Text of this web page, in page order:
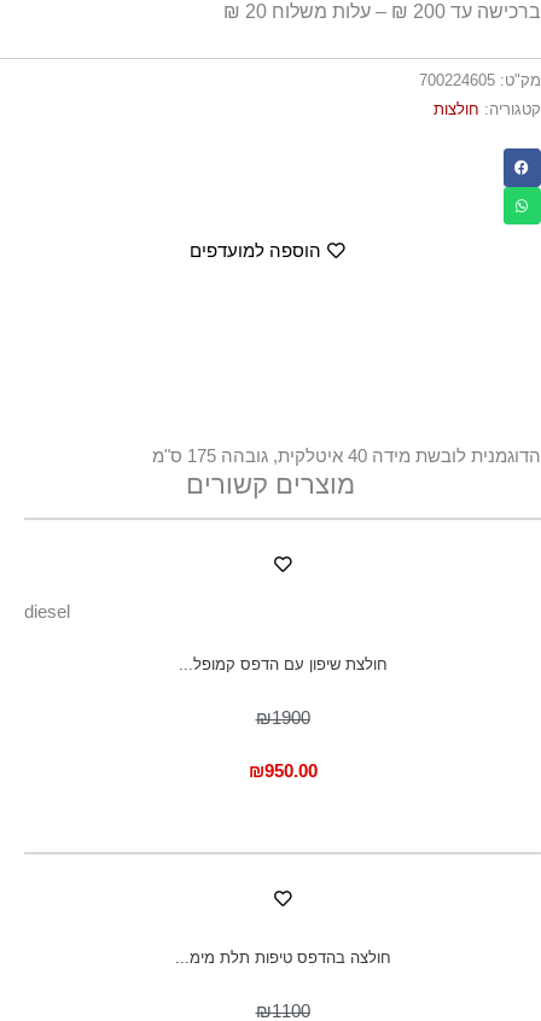
ברכישה עד 200 ₪ – עלות משלוח 20 ₪
מק"ט: 700224605
קטגוריה: חולצות
הוספה למועדפים
הדוגמנית לובשת מידה 40 איטלקית, גובהה 175 ס"מ
מוצרים קשורים
diesel
חולצת שיפון עם הדפס קמופל...
₪1900
₪950.00
חולצה בהדפס טיפות תלת מימ...
₪1100